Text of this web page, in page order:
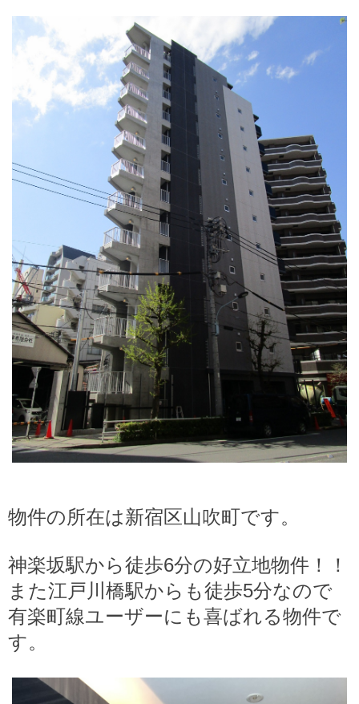
物件の所在は新宿区山吹町です。
神楽坂駅から徒歩6分の好立地物件！！
また江戸川橋駅からも徒歩5分なので
有楽町線ユーザーにも喜ばれる物件で
す。